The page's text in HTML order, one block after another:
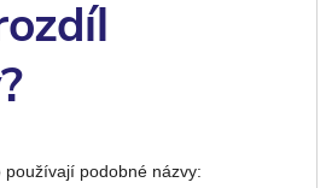
podobné názvy: